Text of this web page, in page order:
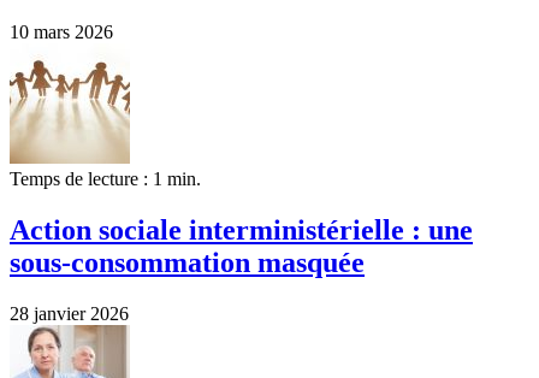
10 mars 2026
Temps de lecture : 1 min.
Action sociale interministérielle : une
sous-consommation masquée
28 janvier 2026